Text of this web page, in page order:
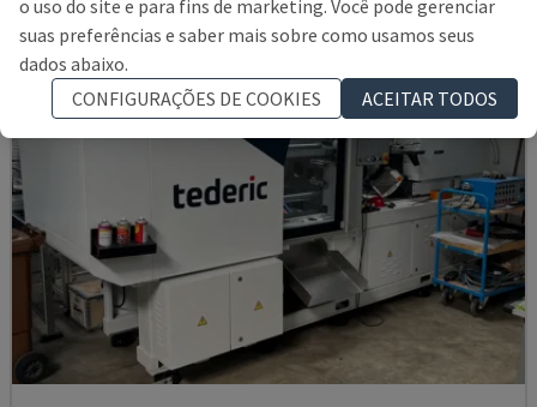
o uso do site e para fins de marketing. Você pode gerenciar
suas preferências e saber mais sobre como usamos seus
dados abaixo.
CONFIGURAÇÕES DE COOKIES
ACEITAR TODOS